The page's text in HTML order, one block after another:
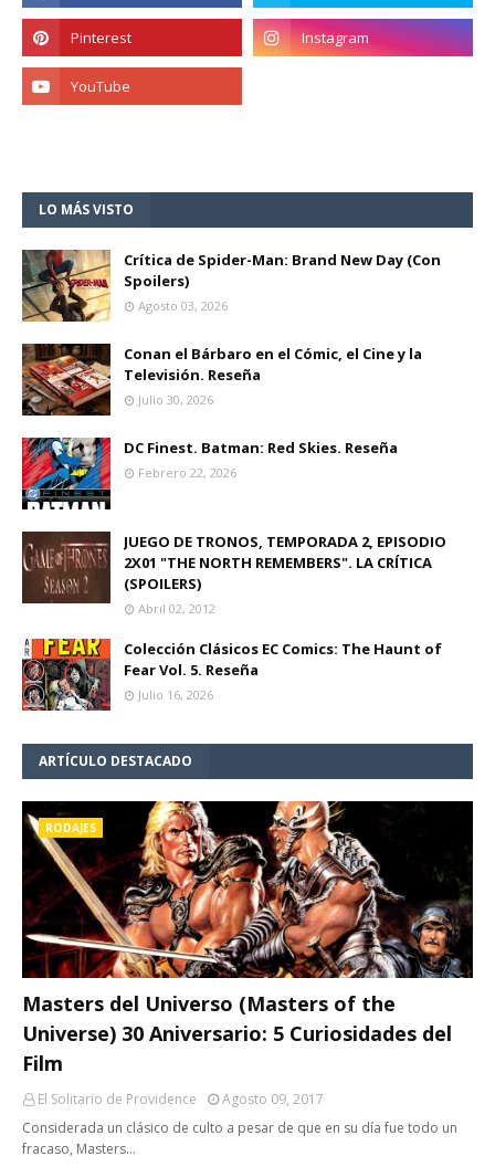
LO MÁS VISTO
Crítica de Spider-Man: Brand New Day (Con
Spoilers)
Agosto 03, 2026
Conan el Bárbaro en el Cómic, el Cine y la
Televisión. Reseña
Julio 30, 2026
DC Finest. Batman: Red Skies. Reseña
Febrero 22, 2026
JUEGO DE TRONOS, TEMPORADA 2, EPISODIO
2X01 "THE NORTH REMEMBERS". LA CRÍTICA
(SPOILERS)
Abril 02, 2012
Colección Clásicos EC Comics: The Haunt of
Fear Vol. 5. Reseña
Julio 16, 2026
ARTÍCULO DESTACADO
RODAJES
Masters del Universo (Masters of the
Universe) 30 Aniversario: 5 Curiosidades del
Film
El Solitario de Providence
Agosto 09, 2017
Considerada un clásico de culto a pesar de que en su día fue todo un
fracaso, Masters…